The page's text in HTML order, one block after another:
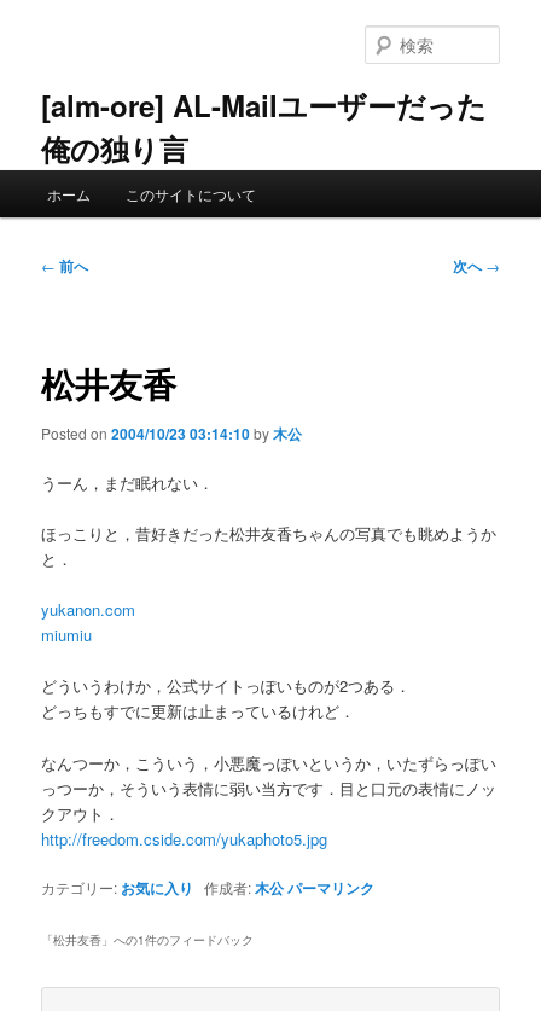
ン
へ
[alm-ore] AL-Mailユーザーだった
俺の独り言
索
ホーム このサイトについて
投
ゲ
ー
ョ
← 前へ 次へ→
松井友香
Posted on2004/10/23 03:14:10by木公
うーん，まだ眠れない．
ほっこりと，昔好きだった松井友香ちゃんの写真でも眺めようか
と．
yukanon.com
miumiu
どういうわけか，公式サイトっぽいものが2つある．
どっちもすでに更新は止まっているけれど．
なんつーか，こういう，小悪魔っぽいというか，いたずらっぽい
っつーか，そういう表情に弱い当方です．目と口元の表情にノッ
クアウト．
http://freedom.cside.com/yukaphoto5.jpg
カテゴリー: お気に入り 作成者:木公パーマリンク
「松井友香 」への1件のフィードバック